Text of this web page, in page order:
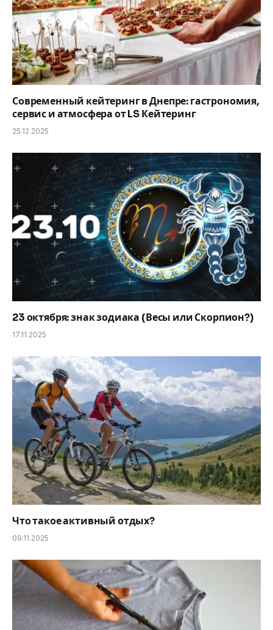
Современный кейтеринг в Днепре: гастрономия,
сервис и атмосфера от LS Кейтеринг
25.12.2025
23 октября: знак зодиака (Весы или Скорпион?)
17.11.2025
Что такое активный отдых?
09.11.2025